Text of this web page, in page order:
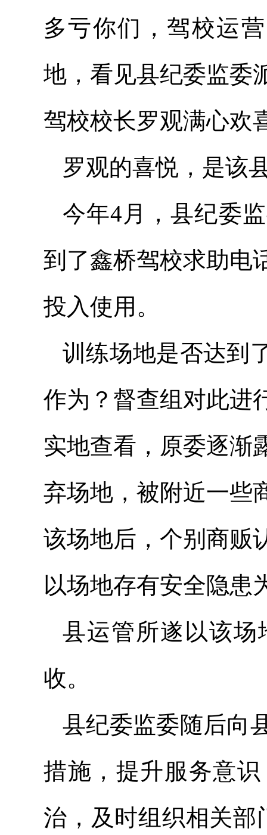
多亏你们，驾校运
地，看见县纪委监委
驾校校长罗观满心欢
罗观的喜悦，是该
今年4月，县纪委
到了鑫桥驾校求助电
投入使用。
训练场地是否达到
作为？督查组对此进
实地查看，原委逐渐
弃场地，被附近一些
该场地后，个别商贩
以场地存有安全隐患
县运管所遂以该场
收。
县纪委监委随后向
措施，提升服务意
治，及时组织相关部